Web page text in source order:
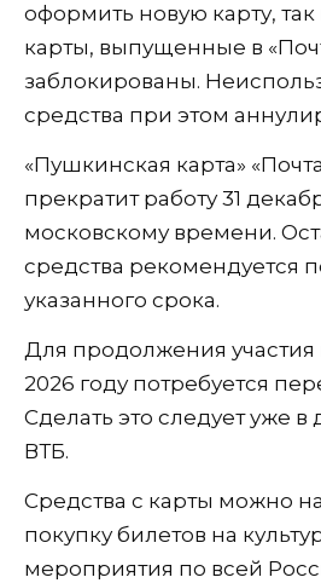
оформить новую карту,
карты, выпущенные в
заблокированы.
средства при этом
«Пушкинская карта»
прекратит работу 31
московскому времени.
средства рекомендуется
указанного срока.
Для продолжения
2026 году потребуется
Сделать это следует уже
ВТБ.
Средства с карты можно
покупку билетов на
мероприятия по всей